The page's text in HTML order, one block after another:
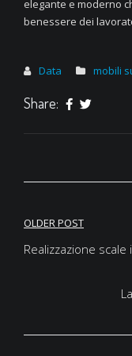
elegante e moderno
benessere dei
Data mobili
Share:
Navigazione
articoli
OLDER POST
Realizzazione